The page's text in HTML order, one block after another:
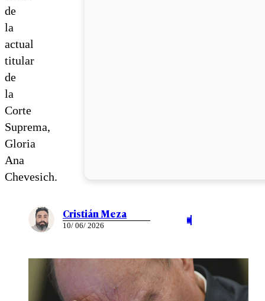
de
la
actual
titular
de
la
Corte
Suprema,
Gloria
Ana
Chevesich.
Cristián Meza
10/ 06/ 2026